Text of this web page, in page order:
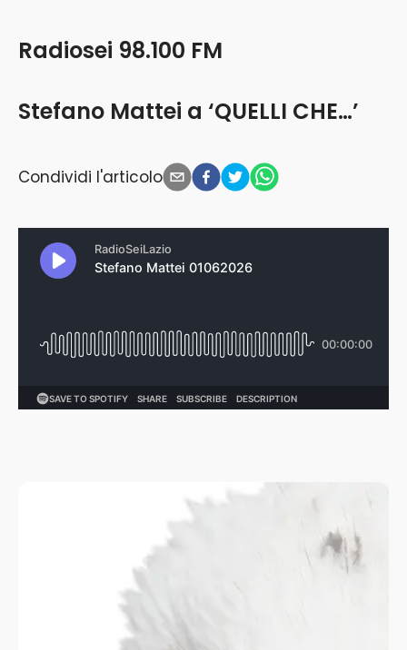
Stefano Mattei a ‘QUELLI CHE…’
Radiosei 98.100 FM
Condividi l'articolo